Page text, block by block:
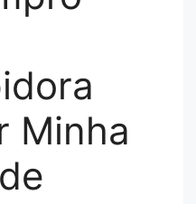
Minha